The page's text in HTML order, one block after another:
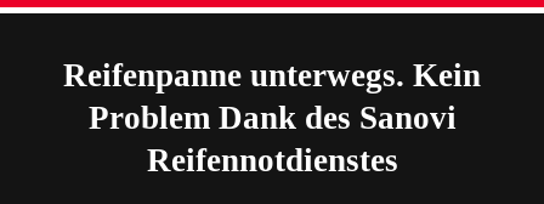
Reifenpanne unterwegs. Kein
Problem Dank des Sanovi
Reifennotdienstes